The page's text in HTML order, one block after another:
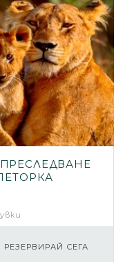
РЕЗЕРВИРАЙ СЕГА